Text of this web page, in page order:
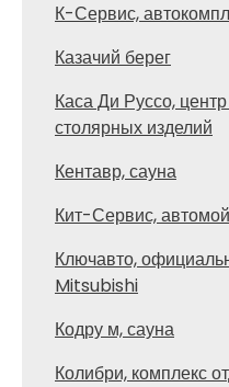
К-Сервис,
Казачий берег
Каса Ди Руссо,
столярных изделий
Кентавр, сауна
Кит-Сервис,
Ключавто,
Mitsubishi
Кодру м, сауна
Колибри, комплекс